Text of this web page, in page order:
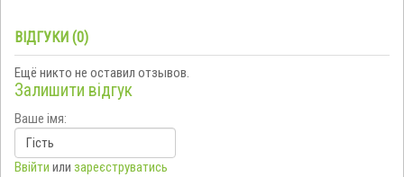
ВІДГУКИ (0)
Ещё никто не оставил отзывов.
Залишити відгук
Ваше імя:
Ввійти или зареєструватись